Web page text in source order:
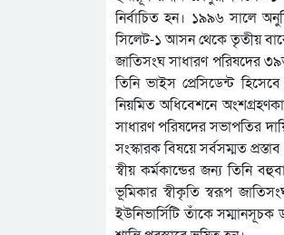
নির্বাচিত হন। ১৯৯৬ সালে
সিলেট-১ আসন থেকে তৃতীয়
জাতিসংঘ সাধারণ পরিষদের
তিনি ভাইস প্রেসিডেন্ট
নিয়মিত অধিবেশনে
সাধারণ পরিষদের সভাপতির
সংস্কারক বিষয়ে সর্বসম্মত
স্বীয় কর্মকান্ডের জন্য তিনি
ভূমিকার স্বীকৃতি স্বরূপ
ইউনিভার্সিটি তাঁকে সম্মানসূচক